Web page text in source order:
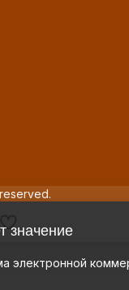
значение
электронной